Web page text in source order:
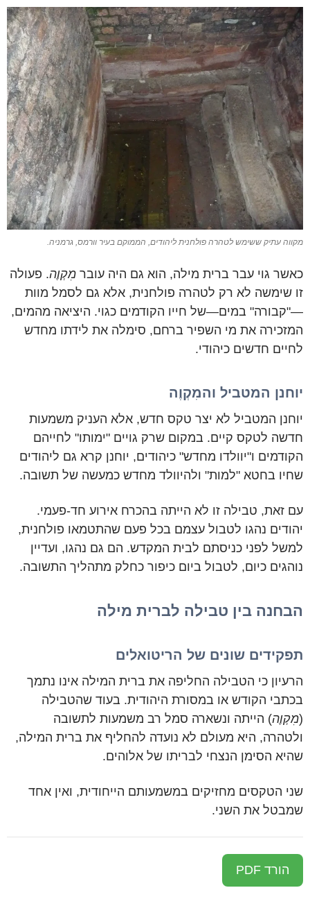
מקווה עתיק ששימש לטהרה פולחנית ליהודים, הממוקם בעיר וורמס, גרמניה.
כאשר גוי עבר ברית מילה, הוא גם היה עובר מִקְוֶה. פעולה
זו שימשה לא רק לטהרה פולחנית, אלא גם לסמל מוות
—"קבורה" במים—של חייו הקודמים כגוי. היציאה מהמים,
המזכירה את מי השפיר ברחם, סימלה את לידתו מחדש
לחיים חדשים כיהודי.
יוחנן המטביל והמִקְוֶה
יוחנן המטביל לא יצר טקס חדש, אלא העניק משמעות
חדשה לטקס קיים. במקום שרק גויים "ימותו" לחייהם
הקודמים ו"יוולדו מחדש" כיהודים, יוחנן קרא גם ליהודים
שחיו בחטא "למות" ולהיוולד מחדש כמעשה של תשובה.
עם זאת, טבילה זו לא הייתה בהכרח אירוע חד-פעמי.
יהודים נהגו לטבול עצמם בכל פעם שהתטמאו פולחנית,
למשל לפני כניסתם לבית המקדש. הם גם נהגו, ועדיין
נוהגים כיום, לטבול ביום כיפור כחלק מתהליך התשובה.
הבחנה בין טבילה לברית מילה
תפקידים שונים של הריטואלים
הרעיון כי הטבילה החליפה את ברית המילה אינו נתמך
בכתבי הקודש או במסורת היהודית. בעוד שהטבילה
(מִקְוֶה) הייתה ונשארה סמל רב משמעות לתשובה
ולטהרה, היא מעולם לא נועדה להחליף את ברית המילה,
שהיא הסימן הנצחי לבריתו של אלוהים.
שני הטקסים מחזיקים במשמעותם הייחודית, ואין אחד
שמבטל את השני.
הורד PDF